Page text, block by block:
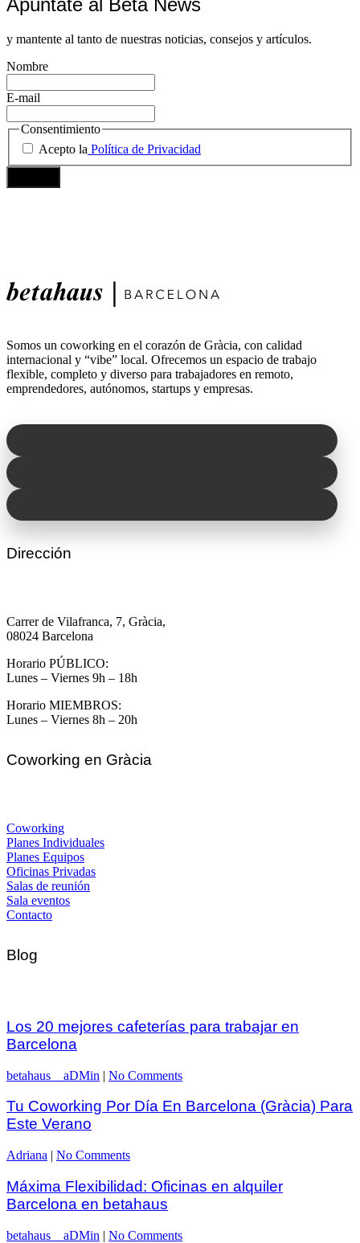
y mantente al tanto de nuestras noticias, consejos y artículos.
Nombre
E-mail
Consentimiento
Acepto la Política de Privacidad
Somos un coworking en el corazón de Gràcia, con calidad
internacional y “vibe” local. Ofrecemos un espacio de trabajo
flexible, completo y diverso para trabajadores en remoto,
emprendedores, autónomos, startups y empresas.
Dirección
Carrer de Vilafranca, 7, Gràcia,
08024 Barcelona
Horario PÚBLICO:
Lunes – Viernes 9h – 18h
Horario MIEMBROS:
Lunes – Viernes 8h – 20h
Coworking en Gràcia
Coworking
Planes Individuales
Planes Equipos
Oficinas Privadas
Salas de reunión
Sala eventos
Contacto
Blog
Los 20 mejores cafeterías para trabajar en
Barcelona
betahaus__aDMin | No Comments
Tu Coworking Por Día En Barcelona (Gràcia) Para
Este Verano
Adriana | No Comments
Máxima Flexibilidad: Oficinas en alquiler
Barcelona en betahaus
betahaus__aDMin | No Comments